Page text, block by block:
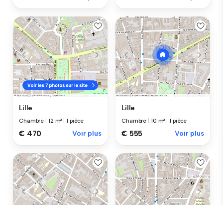
Lille
Chambre 12 m² |1 pièce
€ 470 Voir plus
Lille
Chambre 10 m² |1 pièce
€ 555 Voir plus